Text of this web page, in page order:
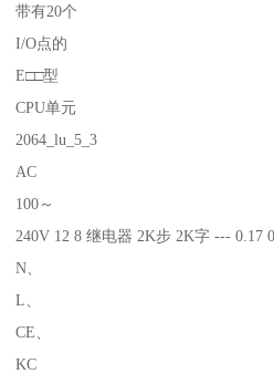
带有20个
I/O点的
E□□型
CPU单元
2064_lu_5_3
AC
100～
240V 12 8 继电器 2K步 2K字 --- 0.17
N、
L、
CE、
KC